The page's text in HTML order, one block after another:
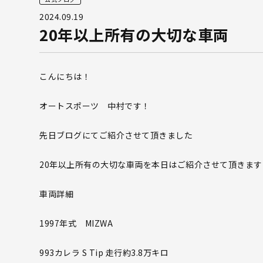
2024.09.19
20年以上所有の大切な車両
こんにちは！
オートスポーツ 中村です！
先日ブログにてご紹介させて頂きました
20年以上所有の大切な車両を本日はご紹介させて頂きま
車両詳細
1997年式 MIZWA
993カレラ S Tip 走行約3.8万キロ